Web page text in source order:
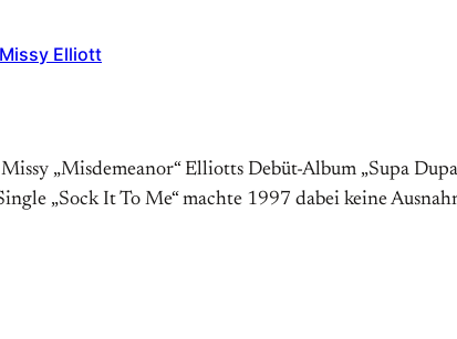
Elliott
„Misdemeanor“ Elliotts Debüt-Album „Supa
„Sock It To Me“ machte 1997 dabei keine